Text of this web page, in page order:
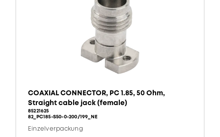
COAXIAL CONNECTOR, PC 1.85, 50 Ohm,
Straight cable jack (female)
85221625
82_PC185-S50-0-200/199_NE
Einzelverpackung